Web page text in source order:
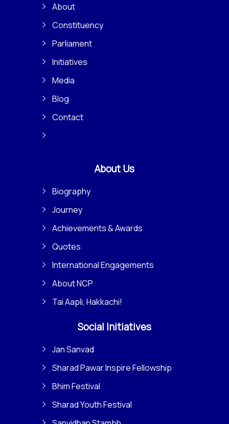
About
Constituency
Parliament
Initiatives
Media
Blog
Contact
About Us
Biography
Journey
Achievements & Awards
Quotes
International Engagements
About NCP
Tai Aapli, Hakkachi!
Social Initiatives
Jan Sanvad
Sharad Pawar Inspire Fellowship
Bhim Festival
Sharad Youth Festival